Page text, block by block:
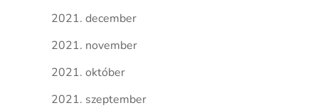
2021. december
2021. november
2021. október
2021. szeptember